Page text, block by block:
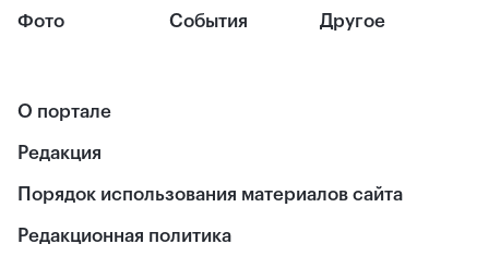
Фото События Другое
О портале
Редакция
Порядок использования материалов сайта
Редакционная политика